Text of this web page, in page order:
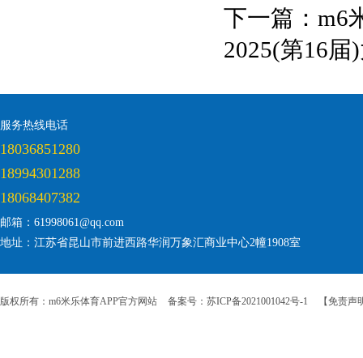
下一篇： m6
2025(第16
服务热线电话
18036851280
18994301288
18068407382
邮箱：61998061@qq.com
地址：江苏省昆山市前进西路华润万象汇商业中心2幢1908室
版权所有：m6米乐体育APP官方网站 备案号：苏ICP备2021001042号-1 【免责声